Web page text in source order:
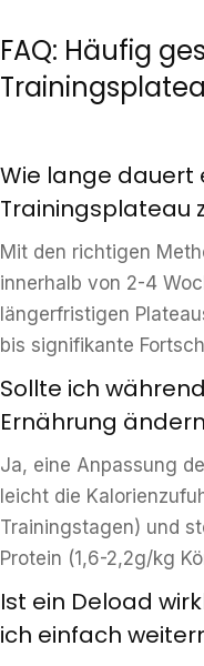
FAQ: Häufig
Wie lange dauert
Trainingsplateau
Mit den richtigen
innerhalb von 2-4
längerfristigen
bis signifikante
Sollte ich
Ernährung
Ja, eine Anpassung
leicht die
Trainingstagen) und
Protein (1,6-2,2g/kg
Ist ein Deload
ich einfach